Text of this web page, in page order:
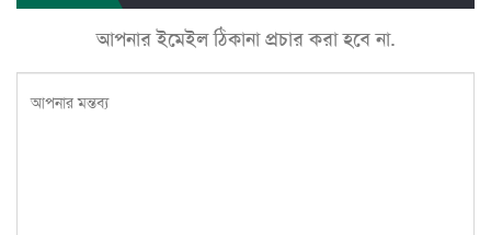
আপনার ইমেইল ঠিকানা প্রচার করা হবে না.